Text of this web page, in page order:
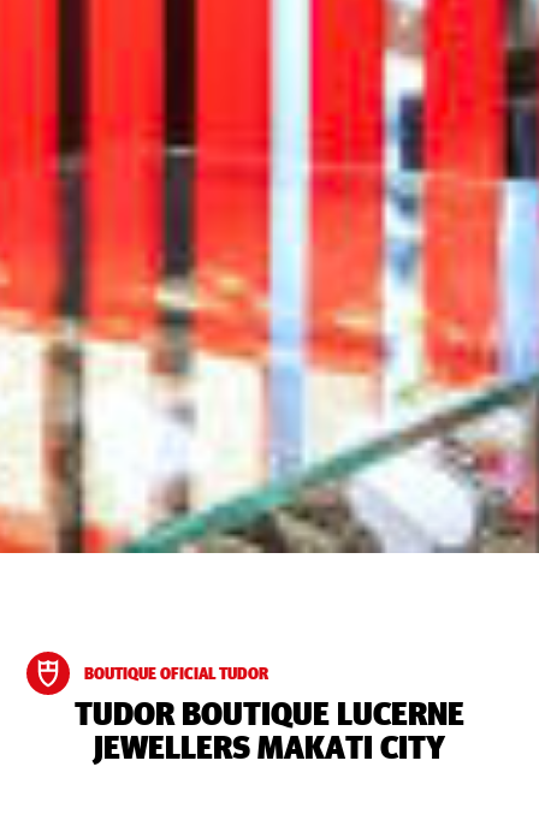
BOUTIQUE OFICIAL TUDOR
‭TUDOR BOUTIQUE LUCERNE
JEWELLERS MAKATI CITY‬